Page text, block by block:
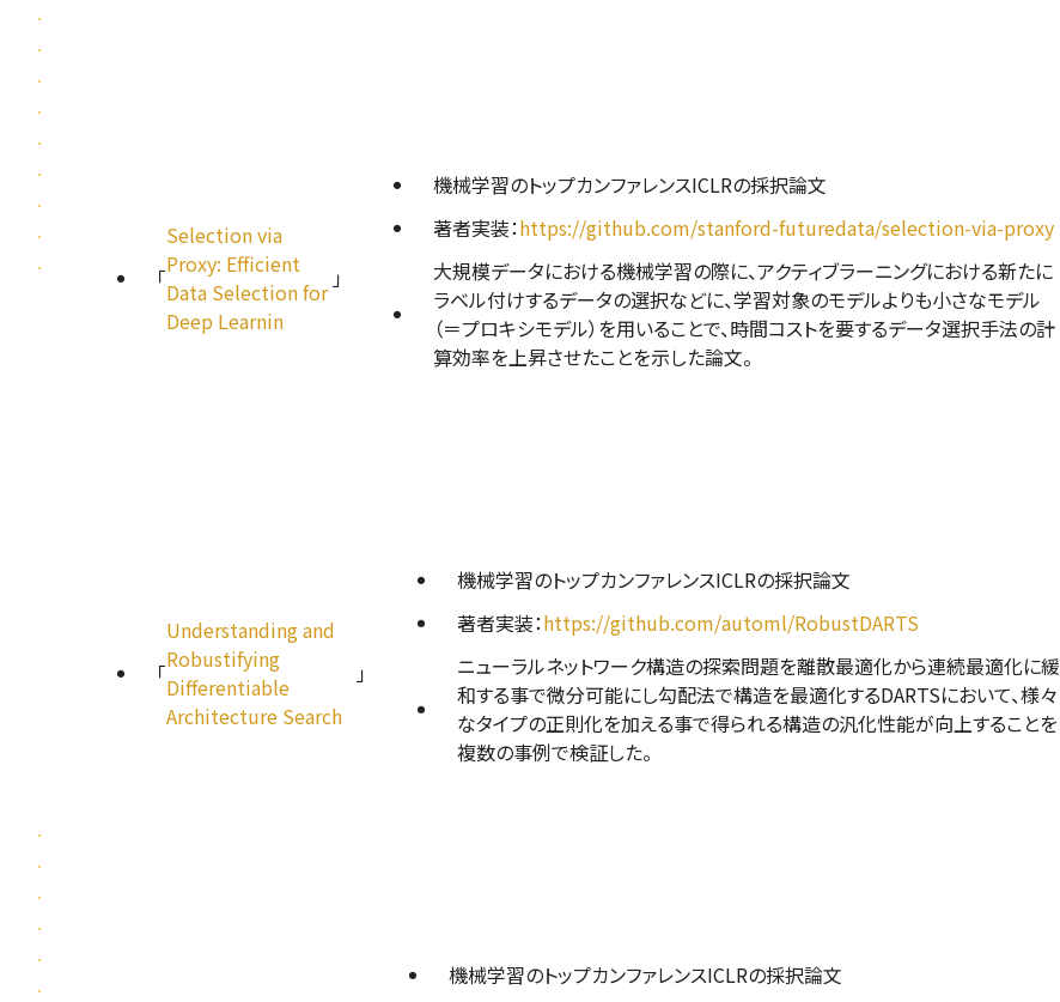
「
Selection via
Proxy: Efficient
Data Selection for
Deep Learnin
」
機械学習のトップカンファレンスICLRの採択論文
著者実装：https://github.com/stanford-futuredata/selection-via-proxy
大規模データにおける機械学習の際に、アクティブラーニングにおける新たに
ラベル付けするデータの選択などに、学習対象のモデルよりも小さなモデル
（＝プロキシモデル）を用いることで、時間コストを要するデータ選択手法の計
算効率を上昇させたことを示した論文。
「
Understanding and
Robustifying
Differentiable
Architecture Search
」
機械学習のトップカンファレンスICLRの採択論文
著者実装：https://github.com/automl/RobustDARTS
ニューラルネットワーク構造の探索問題を離散最適化から連続最適化に緩
和する事で微分可能にし勾配法で構造を最適化するDARTSにおいて、様々
なタイプの正則化を加える事で得られる構造の汎化性能が向上することを
複数の事例で検証した。
機械学習のトップカンファレンスICLRの採択論文